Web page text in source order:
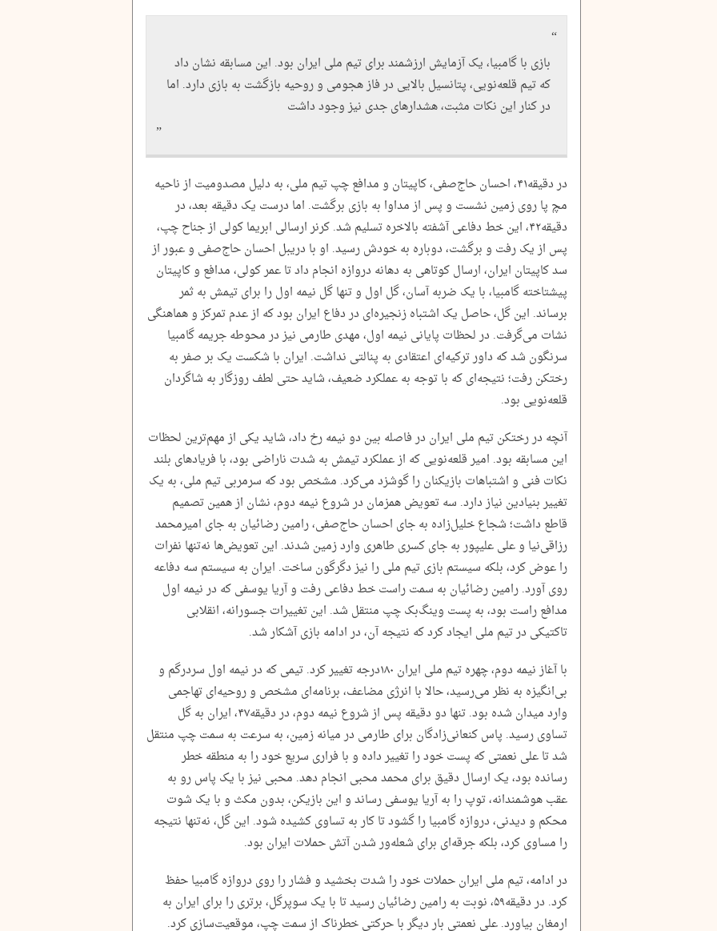
بازی با گامبیا، یک آزمایش ارزشمند برای تیم ملی ایران بود. این مسابقه نشان داد
که تیم قلعه‌نویی، پتانسیل بالایی در فاز هجومی و روحیه بازگشت به بازی دارد. اما
در کنار این نکات مثبت، هشدارهای جدی نیز وجود داشت
در دقیقه‌۴۱، احسان حاج‌صفی، کاپیتان و مدافع چپ تیم ملی، به دلیل مصدومیت از ناحیه
مچ پا روی زمین نشست و پس از مداوا به بازی برگشت. اما درست یک دقیقه بعد، در
دقیقه‌۴۲، این خط دفاعی آشفته بالاخره تسلیم شد. کرنر ارسالی ابریما کولی از جناح چپ،
پس از یک رفت و برگشت، دوباره به خودش رسید. او با دریبل احسان حاج‌صفی و عبور از
سد کاپیتان ایران، ارسال کوتاهی به دهانه دروازه انجام داد تا عمر کولی، مدافع و کاپیتان
پیشتاخته گامبیا، با یک ضربه آسان، گل اول و تنها گل نیمه اول را برای تیمش به ثمر
برساند. این گل، حاصل یک اشتباه زنجیره‌ای در دفاع ایران بود که از عدم تمرکز و هماهنگی
نشات می‌گرفت. در لحظات پایانی نیمه اول، مهدی طارمی نیز در محوطه جریمه گامبیا
سرنگون شد که داور ترکیه‌ای اعتقادی به پنالتی نداشت. ایران با شکست یک بر صفر به
رختکن رفت؛ نتیجه‌ای که با توجه به عملکرد ضعیف، شاید حتی لطف روزگار به شاگردان
قلعه‌نویی بود.
آنچه در رختکن تیم ملی ایران در فاصله بین دو نیمه رخ داد، شاید یکی از مهم‌ترین لحظات
این مسابقه بود. امیر قلعه‌نویی که از عملکرد تیمش به شدت ناراضی بود، با فریادهای بلند
نکات فنی و اشتباهات بازیکنان را گوشزد می‌کرد. مشخص بود که سرمربی تیم ملی، به یک
تغییر بنیادین نیاز دارد. سه تعویض همزمان در شروع نیمه دوم، نشان از همین تصمیم
قاطع داشت؛ شجاع خلیل‌زاده به جای احسان حاج‌صفی، رامین رضائیان به جای امیرمحمد
رزاقی‌نیا و علی علیپور به جای کسری طاهری وارد زمین شدند. این تعویض‌ها نه‌تنها نفرات
را عوض کرد، بلکه سیستم بازی تیم ملی را نیز دگرگون ساخت. ایران به سیستم سه دفاعه
روی آورد. رامین رضائیان به سمت راست خط دفاعی رفت و آریا یوسفی که در نیمه اول
مدافع راست بود، به پست وینگ‌بک چپ منتقل شد. این تغییرات جسورانه، انقلابی
تاکتیکی در تیم ملی ایجاد کرد که نتیجه آن، در ادامه بازی آشکار شد.
با آغاز نیمه دوم، چهره تیم ملی ایران ۱۸۰‌درجه تغییر کرد. تیمی که در نیمه اول سردرگم و
بی‌انگیزه به نظر می‌رسید، حالا با انرژی مضاعف، برنامه‌ای مشخص و روحیه‌ای تهاجمی
وارد میدان شده بود. تنها دو دقیقه پس از شروع نیمه دوم، در دقیقه‌۴۷، ایران به گل
تساوی رسید. پاس کنعانی‌زادگان برای طارمی در میانه زمین، به سرعت به سمت چپ منتقل
شد تا علی نعمتی که پست خود را تغییر داده و با فراری سریع خود را به منطقه خطر
رسانده بود، یک ارسال دقیق برای محمد محبی انجام دهد. محبی نیز با یک پاس رو به
عقب هوشمندانه، توپ را به آریا یوسفی رساند و این بازیکن، بدون مکث و با یک شوت
محکم و دیدنی، دروازه گامبیا را گشود تا کار به تساوی کشیده شود. این گل، نه‌تنها نتیجه
را مساوی کرد، بلکه جرقه‌ای برای شعله‌ور شدن آتش حملات ایران بود.
در ادامه، تیم ملی ایران حملات خود را شدت بخشید و فشار را روی دروازه گامبیا حفظ
کرد. در دقیقه‌۵۹، نوبت به رامین رضائیان رسید تا با یک سوپرگل، برتری را برای ایران به
ارمغان بیاورد. علی نعمتی بار دیگر با حرکتی خطرناک از سمت چپ، موقعیت‌سازی کرد.